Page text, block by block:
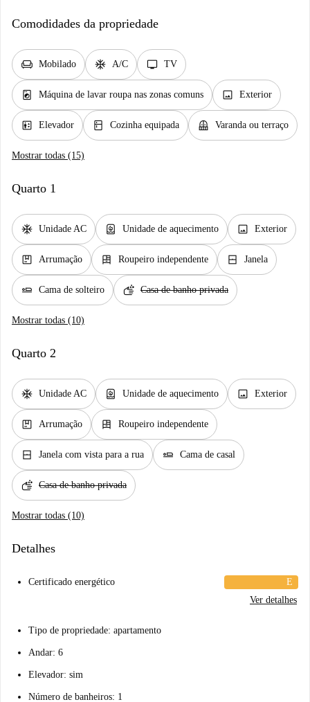
Comodidades da propriedade
chair Mobilado ac_unit A/C tv TV
local_laundry_service Máquina de lavar roupa nas zonas comuns image Exterior
elevator Elevador kitchen Cozinha equipada balcony Varanda ou terraço
Mostrar todas (15)
Quarto 1
ac_unit Unidade AC water_heater Unidade de aquecimento image Exterior
package Arrumação dresser Roupeiro independente window_closed Janela
airline_seat_flat Cama de solteiro soap Casa de banho privada
Mostrar todas (10)
Quarto 2
ac_unit Unidade AC water_heater Unidade de aquecimento image Exterior
package Arrumação dresser Roupeiro independente
window_closed Janela com vista para a rua airline_seat_flat Cama de casal
soap Casa de banho privada
Mostrar todas (10)
Detalhes
Certificado energético
E
Ver detalhes
Tipo de propriedade: apartamento
Andar: 6
Elevador: sim
Número de banheiros: 1